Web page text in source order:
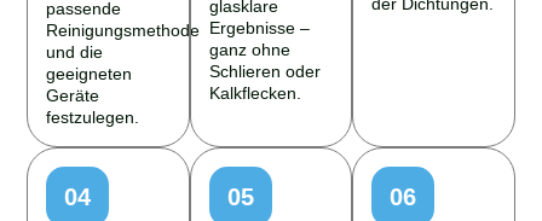
passende
Reinigungsmethode
und die
geeigneten
Geräte
festzulegen.
Ergebnisse –
ganz ohne
Schlieren oder
Kalkflecken.
04
05
06